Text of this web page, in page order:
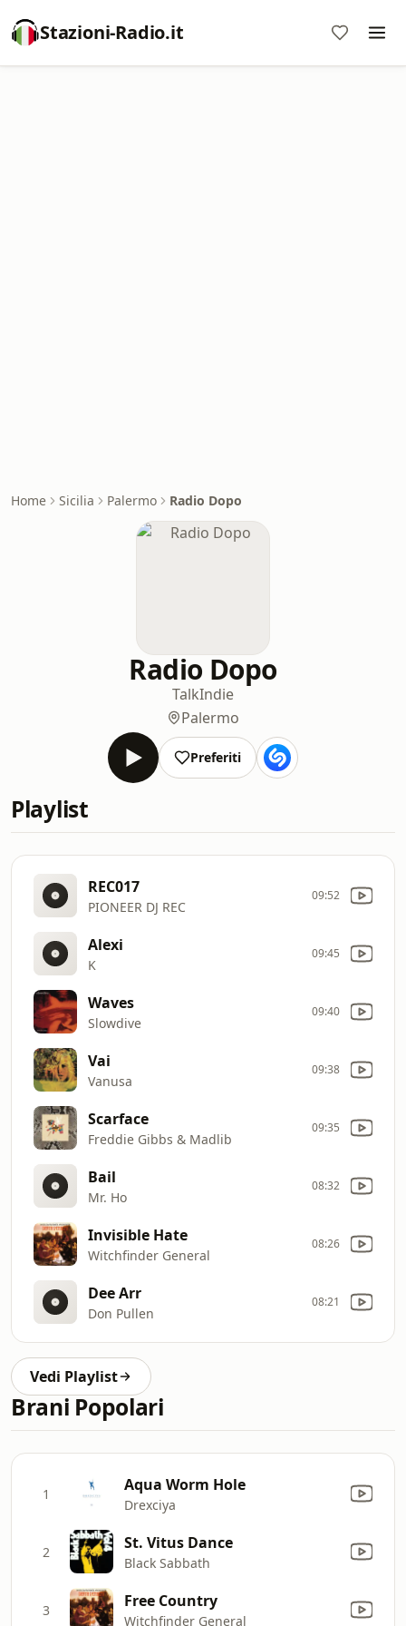
Stazioni-Radio.it
Home Sicilia Palermo Radio Dopo
Radio Dopo
TalkIndie
Palermo
Preferiti
Playlist
REC017
PIONEER DJ REC
09:52
Alexi
K
09:45
Waves
Slowdive
09:40
Vai
Vanusa
09:38
Scarface
Freddie Gibbs & Madlib
09:35
Bail
Mr. Ho
08:32
Invisible Hate
Witchfinder General
08:26
Dee Arr
Don Pullen
08:21
Vedi Playlist
Brani Popolari
1 Aqua Worm Hole
Drexciya
2 St. Vitus Dance
Black Sabbath
3 Free Country
Witchfinder General